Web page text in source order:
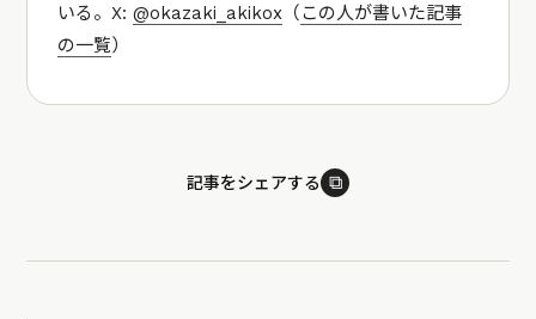
いる。X:@okazaki_akikox （この人が書いた記事
の一覧）
記事をシェアする ⧉